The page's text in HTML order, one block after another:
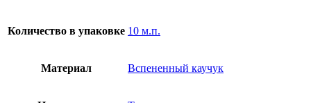
Количество в упаковке 10 м.п.
Материал Вспененный каучук